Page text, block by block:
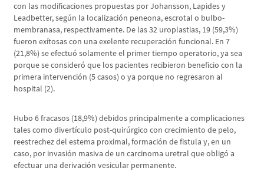
con las modificaciones propuestas por Johansson, Lapides y
Leadbetter, según la localización peneona, escrotal o bulbo-
membranasa, respectivamente. De las 32 uroplastias, 19 (59,3%)
fueron exítosas con una exelente recuperación funcional. En 7
(21,8%) se efectuó solamente el primer tiempo operatorio, ya sea
porque se consideró que los pacientes recibieron beneficio con la
primera intervención (5 casos) o ya porque no regresaron al
hospital (2).
Hubo 6 fracasos (18,9%) debidos principalmente a complicaciones
tales como divertículo post-quirúrgico con crecimiento de pelo,
reestrechez del estema proximal, formación de fistula y, en un
caso, por invasión masiva de un carcinoma uretral que obligó a
efectuar una derivación vesicular permanente.